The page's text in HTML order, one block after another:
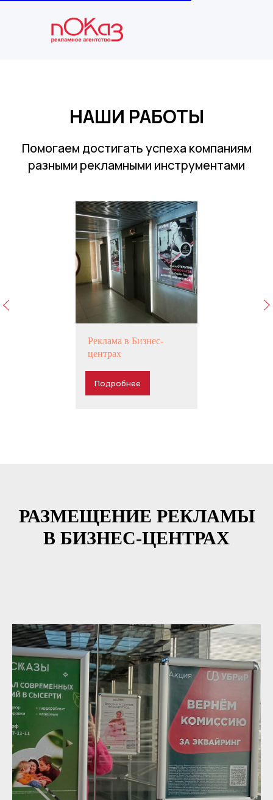
НАШИ РАБОТЫ
Помогаем достигать успеха компаниям
разными рекламными инструментами
Реклама в Бизнес-
центрах
Подробнее
РАЗМЕЩЕНИЕ РЕКЛАМЫ
В БИЗНЕС-ЦЕНТРАХ